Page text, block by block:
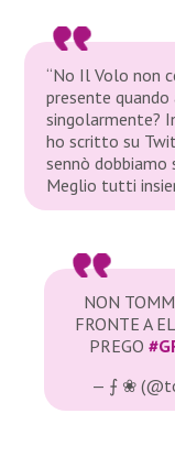
“No Il Volo non
presente
singolarmente?
ho scritto su
sennò dobbiamo
Meglio tutti
NON
FRONTE A
PREGO
— ⨍ ❀